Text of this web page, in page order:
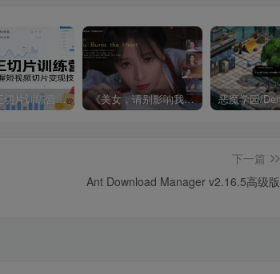
胡说老王切片训练营，零基础快速掌握短视频切片变现技巧 《美女，请别影响我成仙全球版》中文版
下一篇
Ant Download Manager v2.16.5高级版